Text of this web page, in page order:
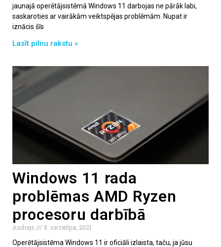
jaunajā operētājsistēmā Windows 11 darbojas ne pārāk labi,
saskaroties ar vairākām veiktspējas problēmām. Nupat ir
iznācis šīs
Lasīt pilnu rakstu »
Windows 11 rada
problēmas AMD Ryzen
procesoru darbībā
Andrejs
8. октября, 2021
Operētājsistēma Windows 11 ir oficiāli izlaista, taču, ja jūsu